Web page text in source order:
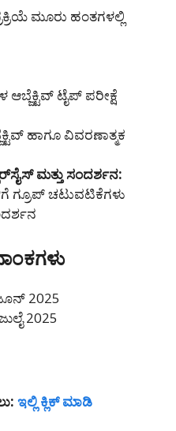
ಮೂರು ಹಂತಗಳಲ್ಲಿ
ಆಬ್ಜೆಕ್ಟಿವ್ ಟೈಪ್ ಪರೀಕ್ಷೆ
ಹಾಗೂ ವಿವರಣಾತ್ಮಕ
ಮತ್ತು ಸಂದರ್ಶನ:
ಗ್ರೂಪ್ ಚಟುವಟಿಕೆಗಳು
2025
2025
ಇಲ್ಲಿ ಕ್ಲಿಕ್ ಮಾಡಿ